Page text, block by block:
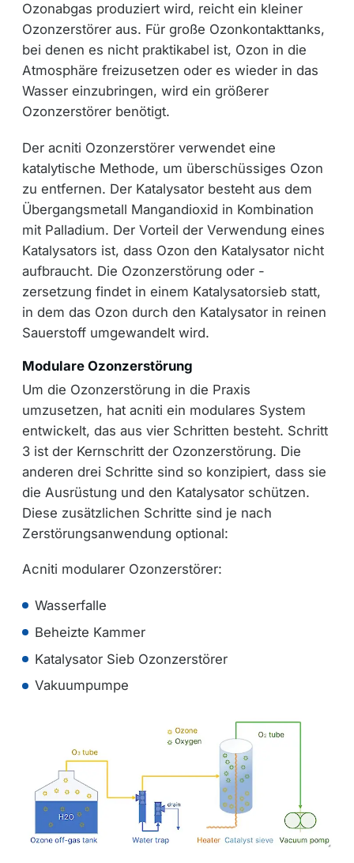
Ozonabgas produziert wird, reicht ein kleiner
Ozonzerstörer aus. Für große Ozonkontakttanks,
bei denen es nicht praktikabel ist, Ozon in die
Atmosphäre freizusetzen oder es wieder in das
Wasser einzubringen, wird ein größerer
Ozonzerstörer benötigt.
Der acniti Ozonzerstörer verwendet eine
katalytische Methode, um überschüssiges Ozon
zu entfernen. Der Katalysator besteht aus dem
Übergangsmetall Mangandioxid in Kombination
mit Palladium. Der Vorteil der Verwendung eines
Katalysators ist, dass Ozon den Katalysator nicht
aufbraucht. Die Ozonzerstörung oder -
zersetzung findet in einem Katalysatorsieb statt,
in dem das Ozon durch den Katalysator in reinen
Sauerstoff umgewandelt wird.
Modulare Ozonzerstörung
Um die Ozonzerstörung in die Praxis
umzusetzen, hat acniti ein modulares System
entwickelt, das aus vier Schritten besteht. Schritt
3 ist der Kernschritt der Ozonzerstörung. Die
anderen drei Schritte sind so konzipiert, dass sie
die Ausrüstung und den Katalysator schützen.
Diese zusätzlichen Schritte sind je nach
Zerstörungsanwendung optional:
Acniti modularer Ozonzerstörer:
Wasserfalle
Beheizte Kammer
Katalysator Sieb Ozonzerstörer
Vakuumpumpe